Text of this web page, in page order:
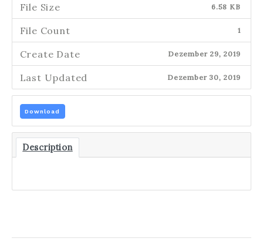
File Size 6.58 KB
File Count 1
Create Date Dezember 29, 2019
Last Updated Dezember 30, 2019
Download
Description